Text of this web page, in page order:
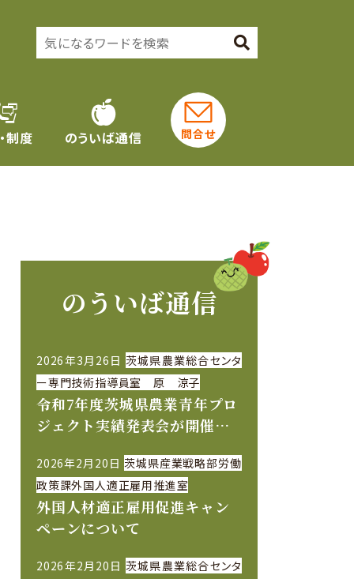
制度 のういば通信 問合せ
のういば通信
2026年3月26日 茨城県農業総合センタ
ー専門技術指導員室 原 涼子
令和7年度茨城県農業青年プロ
ジェクト実績発表会が開催さ
2026年2月20日 茨城県産業戦略部労働
政策課外国人適正雇用推進室
外国人材適正雇用促進キャン
ペーンについて
2026年2月20日 茨城県農業総合センタ